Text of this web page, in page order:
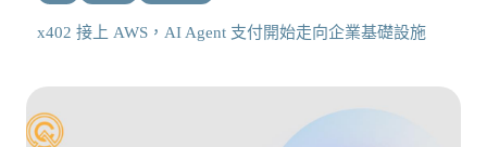
x402 接上 AWS，AI Agent 支付開始走向企業基礎設施